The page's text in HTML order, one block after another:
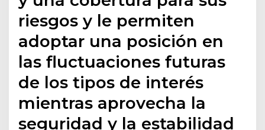
riesgos y le permiten
adoptar una posición en
las fluctuaciones futuras
de los tipos de interés
mientras aprovecha la
seguridad y la estabilidad